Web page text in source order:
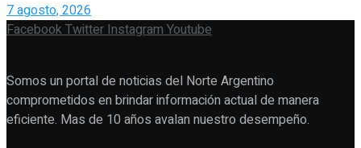
7 agosto, 2026
FacebookTwitterInstagramYoutube
Somos un portal de noticias del Norte Argentino
comprometidos en brindar información actual de manera
eficiente. Mas de 10 años avalan nuestro desempeño.